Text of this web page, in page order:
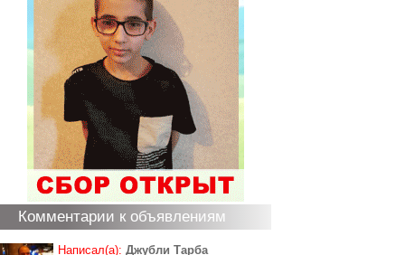
Комментарии к объявлениям
Написал(а): Джубли Тарба